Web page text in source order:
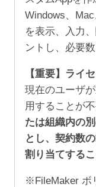
Windows、
を表示、入力
ントし、必要
【重要】ライ
現在のユーザ
用することが
たは組織内の
とし、契約数
割り当てするこ
※FileMaker ボ